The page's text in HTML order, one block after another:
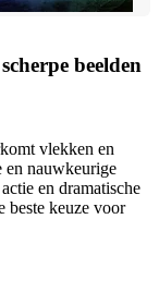
beelden
vlekken en
en nauwkeurige
en dramatische
beste keuze voor